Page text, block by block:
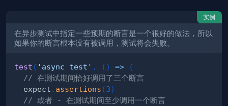
实例
在异步测试中指定一些预期的断言是一个很好的做法，所以
如果你的断言根本没有被调用，测试将会失败。
test ( 'async test' , ( ) => {
// 在测试期间恰好调用了三个断言
  expect
. assertions (3)
// 或者 - 在测试期间至少调用一个断言